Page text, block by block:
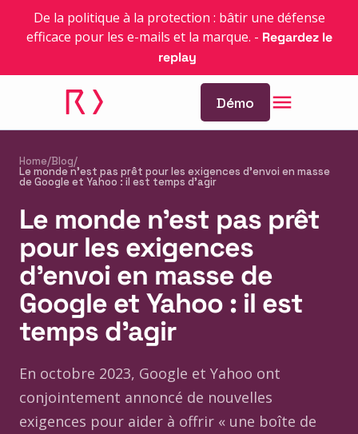
De la politique à la protection : bâtir une défense
efficace pour les e-mails et la marque. - Regardez le
replay
Démo
Home/Blog/
Le monde n'est pas prêt pour les exigences d'envoi en masse
de Google et Yahoo : il est temps d'agir
Le monde n'est pas prêt
pour les exigences
d'envoi en masse de
Google et Yahoo : il est
temps d'agir
En octobre 2023, Google et Yahoo ont
conjointement annoncé de nouvelles
exigences pour aider à offrir « une boîte de